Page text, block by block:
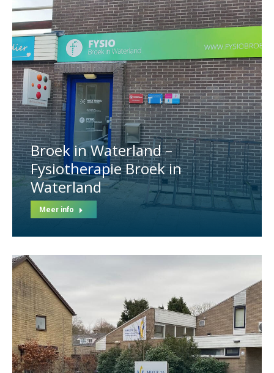
Broek in Waterland –
Fysiotherapie Broek in
Waterland
Meer info